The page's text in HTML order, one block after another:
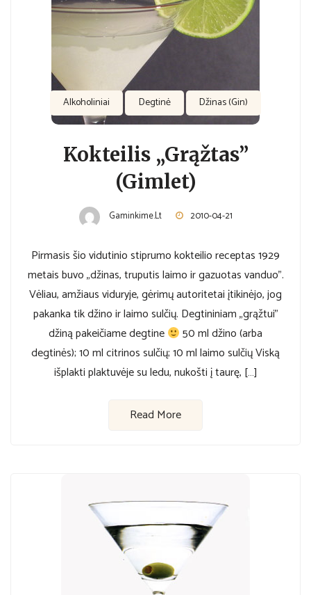
Alkoholiniai Degtinė Džinas (Gin)
Kokteilis „Grąžtas”
(Gimlet)
Gaminkime.lt 2010-04-21
Pirmasis šio vidutinio stiprumo kokteilio receptas 1929
metais buvo „džinas, truputis laimo ir gazuotas vanduo”.
Vėliau, amžiaus viduryje, gėrimų autoritetai įtikinėjo, jog
pakanka tik džino ir laimo sulčių. Degtininiam „grąžtui”
džiną pakeičiame degtine
50 ml džino (arba
degtinės); 10 ml citrinos sulčių; 10 ml laimo sulčių Viską
išplakti plaktuvėje su ledu, nukošti į taurę, […]
Read More